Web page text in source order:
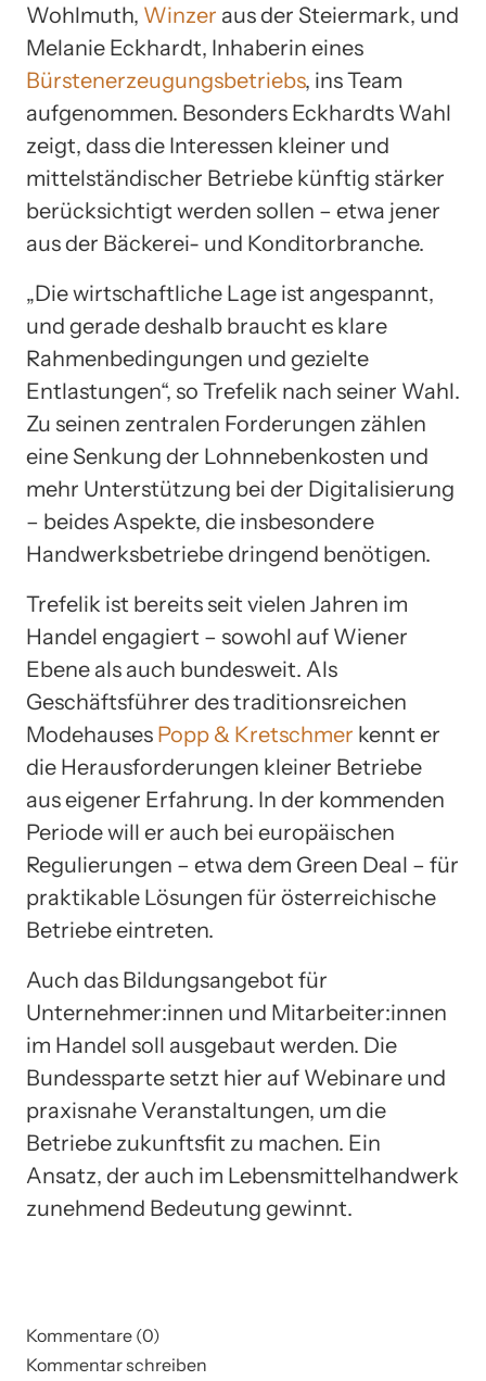
Wohlmuth, Winzer aus der Steiermark, und
Melanie Eckhardt, Inhaberin eines
Bürstenerzeugungsbetriebs, ins Team
aufgenommen. Besonders Eckhardts Wahl
zeigt, dass die Interessen kleiner und
mittelständischer Betriebe künftig stärker
berücksichtigt werden sollen – etwa jener
aus der Bäckerei- und Konditorbranche.
„Die wirtschaftliche Lage ist angespannt,
und gerade deshalb braucht es klare
Rahmenbedingungen und gezielte
Entlastungen“, so Trefelik nach seiner Wahl.
Zu seinen zentralen Forderungen zählen
eine Senkung der Lohnnebenkosten und
mehr Unterstützung bei der Digitalisierung
– beides Aspekte, die insbesondere
Handwerksbetriebe dringend benötigen.
Trefelik ist bereits seit vielen Jahren im
Handel engagiert – sowohl auf Wiener
Ebene als auch bundesweit. Als
Geschäftsführer des traditionsreichen
Modehauses Popp & Kretschmer kennt er
die Herausforderungen kleiner Betriebe
aus eigener Erfahrung. In der kommenden
Periode will er auch bei europäischen
Regulierungen – etwa dem Green Deal – für
praktikable Lösungen für österreichische
Betriebe eintreten.
Auch das Bildungsangebot für
Unternehmer:innen und Mitarbeiter:innen
im Handel soll ausgebaut werden. Die
Bundessparte setzt hier auf Webinare und
praxisnahe Veranstaltungen, um die
Betriebe zukunftsfit zu machen. Ein
Ansatz, der auch im Lebensmittelhandwerk
zunehmend Bedeutung gewinnt.
Kommentare (0)
Kommentar schreiben